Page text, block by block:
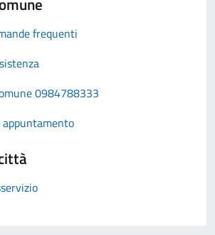
frequenti
0984788333